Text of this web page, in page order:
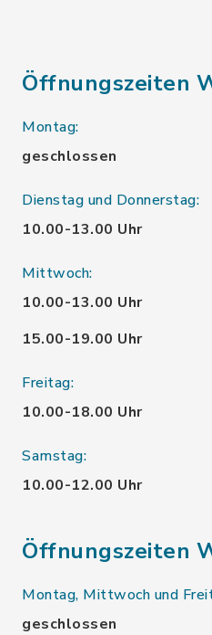
Öffnungszeiten
Montag:
geschlossen
Dienstag und Donnerstag:
10.00-13.00 Uhr
Mittwoch:
10.00-13.00 Uhr
15.00-19.00 Uhr
Freitag:
10.00-18.00 Uhr
Samstag:
10.00-12.00 Uhr
Öffnungszeiten
Montag, Mittwoch und
geschlossen